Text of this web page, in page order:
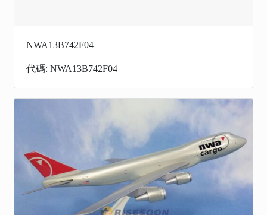
NWA13B742F04
代碼: NWA13B742F04